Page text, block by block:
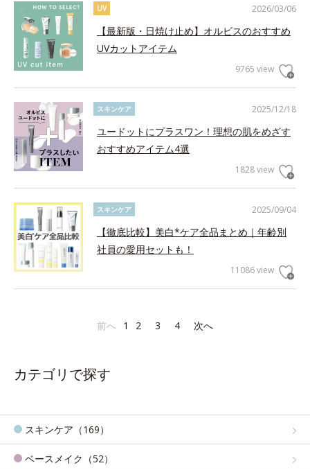
2026/03/06
UV
【最新版・日焼け止め】オルビスのおすすめ
UVカットアイテム
9765 view
2025/12/18
スキンケア
ユードットにプラスワン！理想の肌をめざす
おすすめアイテム4選
1828 view
2025/09/04
スキンケア
【徹底比較】美白*ケア全品まとめ｜年齢別
社員の愛用セットも！
11086 view
前へ 1 2 3 4 次へ
カテゴリで探す
スキンケア（169）
ベースメイク（52）